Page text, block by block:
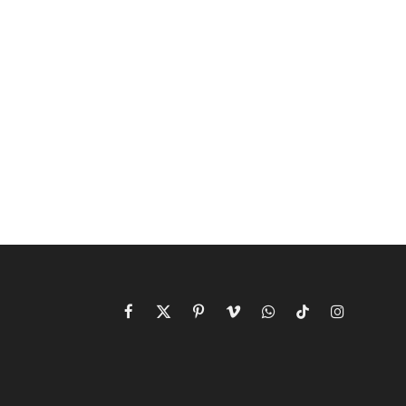
Facebook
X
PinterestVimeoWhatsApp
TikTokInstagram